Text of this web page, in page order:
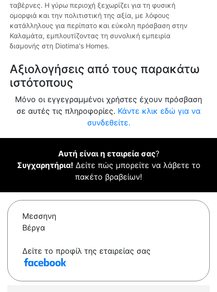
ταβέρνες. Η γύρω περιοχή ξεχωρίζει για τη φυσική
ομορφιά και την πολιτιστική της αξία, με λόφους
κατάλληλους για περίπατο και εύκολη πρόσβαση στην
Καλαμάτα, εμπλουτίζοντας τη συνολική εμπειρία
διαμονής στη Diotima's Homes.
Αξιολογήσεις από τους παρακάτω
ιστότοπους
Μόνο οι εγγεγραμμένοι χρήστες έχουν πρόσβαση
σε αυτές τις πληροφορίες. Κάντε κλικ εδώ για να
συνδεθείτε.
Αυτή είναι η εταιρεία σας?
Συγχαρητήρια! Δείτε πώς μπορείτε να λάβετε το
πακέτο βραβείων!
Μεσσηνη
Βέργα
Δείτε το προφίλ της εταιρείας σας